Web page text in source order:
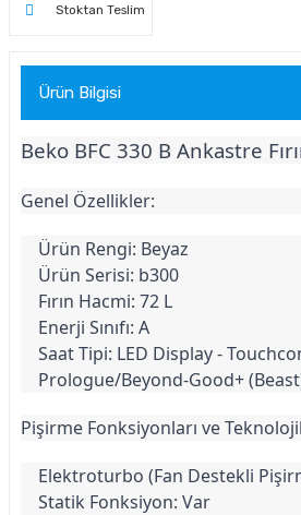
Stoktan Teslim
Ürün Bilgisi
Beko BFC 330 B Ankastre
Genel Özellikler:
Ürün Rengi: Beyaz
Ürün Serisi: b300
Fırın Hacmi: 72 L
Enerji Sınıfı: A
Saat Tipi: LED Display -
Prologue/Beyond-Good+
Pişirme Fonksiyonları ve
Elektroturbo (Fan Destekli
Statik Fonksiyon: Var